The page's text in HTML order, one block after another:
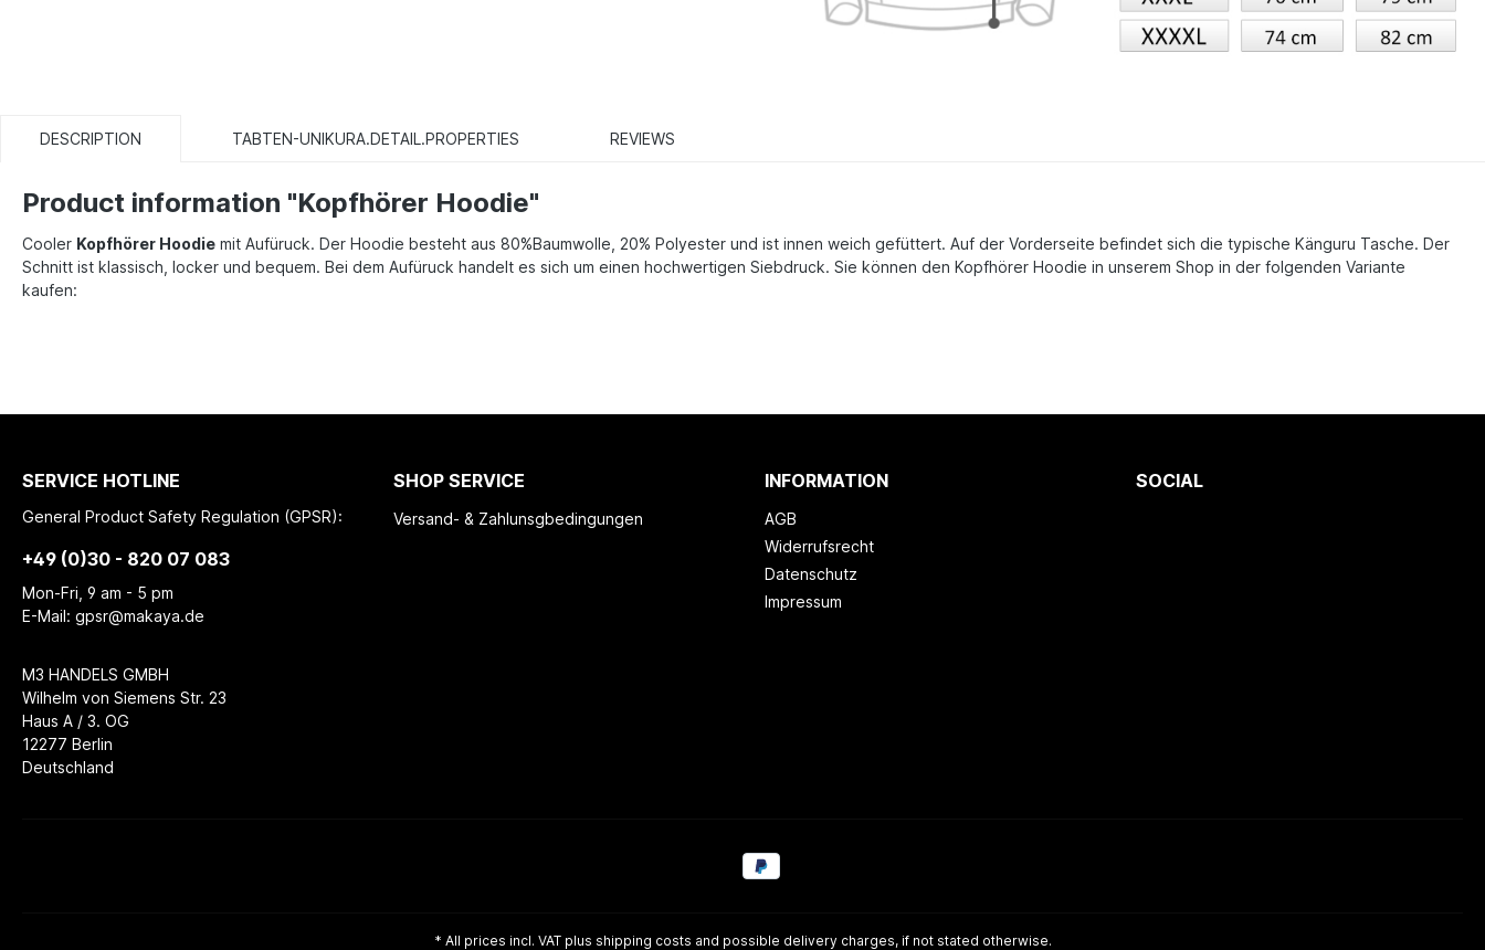
DESCRIPTION TABTEN-UNIKURA.DETAIL.PROPERTIES REVIEWS
Product information "Kopfhörer Hoodie"
Cooler Kopfhörer Hoodie mit Aufüruck. Der Hoodie besteht aus 80%Baumwolle, 20% Polyester und ist innen weich gefüttert. Auf der Vorderseite befindet sich die typische Känguru Tasche. Der
Schnitt ist klassisch, locker und bequem. Bei dem Aufüruck handelt es sich um einen hochwertigen Siebdruck. Sie können den Kopfhörer Hoodie in unserem Shop in der folgenden Variante
kaufen:
SERVICE HOTLINE
General Product Safety Regulation (GPSR):
+49 (0)30 - 820 07 083
Mon-Fri, 9 am - 5 pm
E-Mail: gpsr@makaya.de
M3 HANDELS GMBH
Wilhelm von Siemens Str. 23
Haus A / 3. OG
12277 Berlin
Deutschland
SHOP SERVICE
Versand- & Zahlunsgbedingungen
INFORMATION
AGB
Widerrufsrecht
Datenschutz
Impressum
SOCIAL
* All prices incl. VAT plus shipping costs and possible delivery charges, if not stated otherwise.